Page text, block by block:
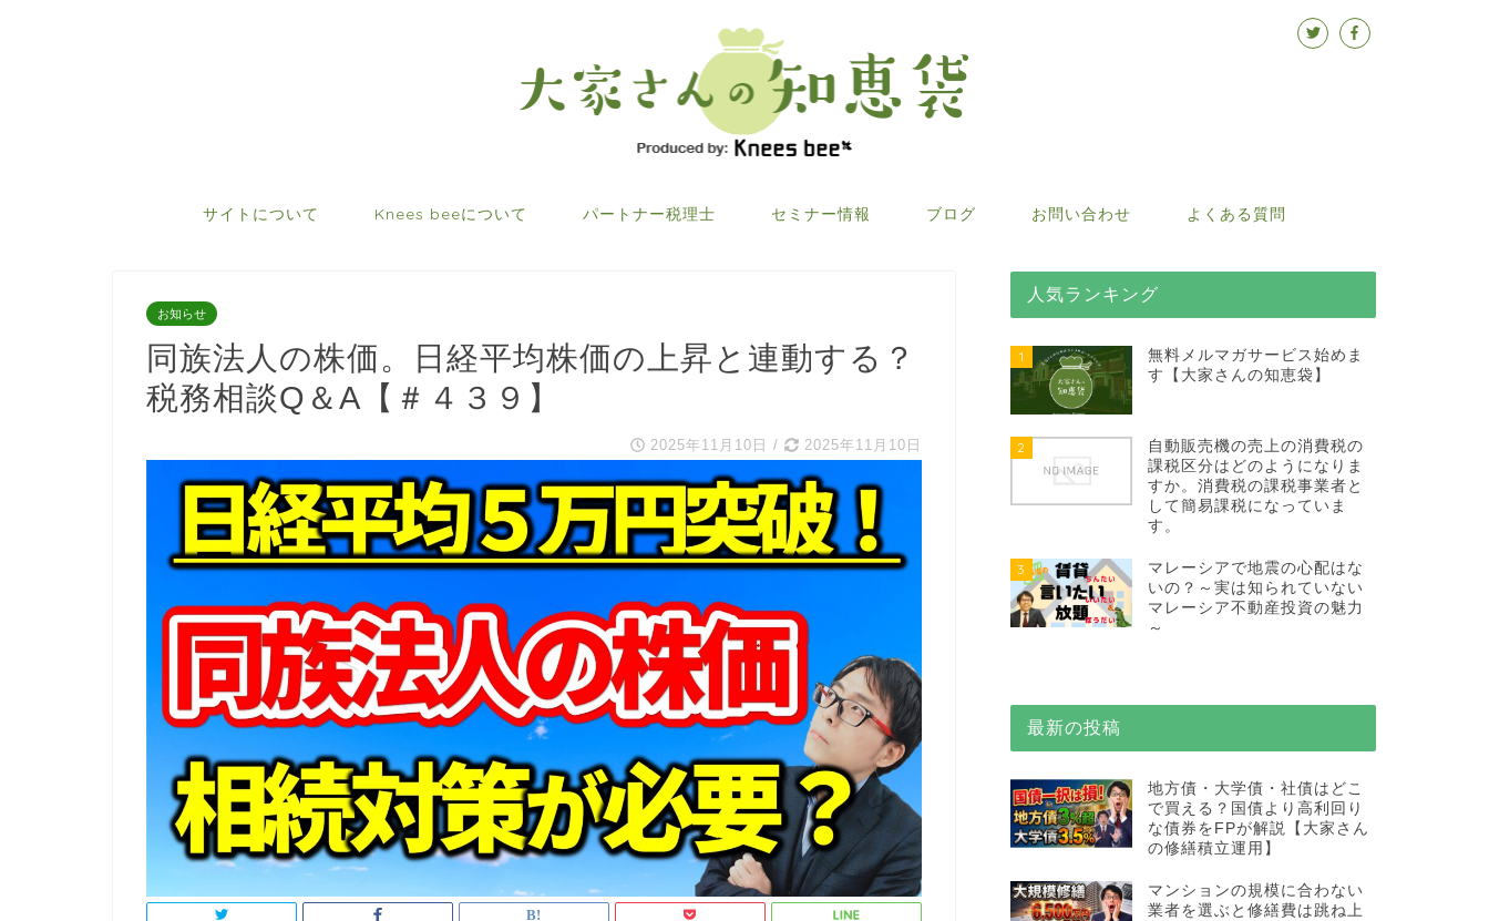
サイトについて Knees beeについて パートナー税理士 セミナー情報 ブログ お問い合わせ よくある質問
お知らせ
同族法人の株価。日経平均株価の上昇と連動する？
税務相談Q＆A【＃４３９】
2025年11月10日 / 2025年11月10日
人気ランキング
1
無料メルマガサービス始めま
す【大家さんの知恵袋】
2
自動販売機の売上の消費税の
課税区分はどのようになりま
すか。消費税の課税事業者と
して簡易課税になっていま
す。
3
マレーシアで地震の心配はな
いの？～実は知られていない
マレーシア不動産投資の魅力
～
最新の投稿
地方債・大学債・社債はどこ
で買える？国債より高利回り
な債券をFPが解説【大家さん
の修繕積立運用】
マンションの規模に合わない
業者を選ぶと修繕費は跳ね上